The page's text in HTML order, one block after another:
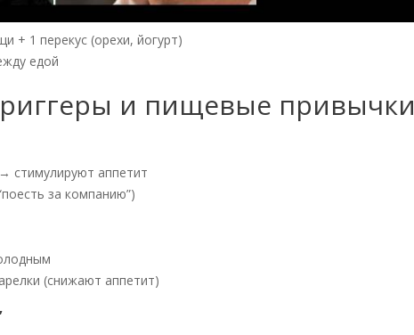
+ 1 перекус (орехи, йогурт)
едой
и пищевые привычки
стимулируют аппетит
за компанию”)
(снижают аппетит)